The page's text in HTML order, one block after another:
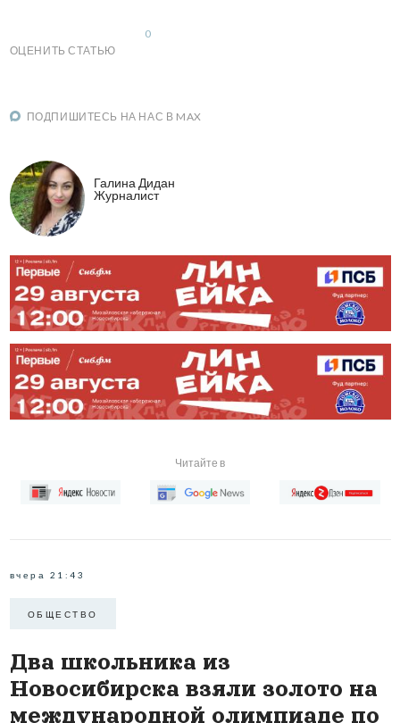
ОЦЕНИТЬ СТАТЬЮ
0
ПОДПИШИТЕСЬ НА НАС В MAX
Галина Дидан
Журналист
Читайте в
вчера 21:43
ОБЩЕСТВО
Два школьника из
Новосибирска взяли золото на
международной олимпиаде по